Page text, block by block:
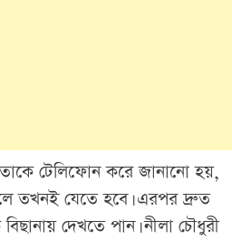
টেলিফোন করে জানানো হয়,
তখনই যেতে হবে। এরপর দ্রুত
দেখতে পান। নীলা চৌধুরী